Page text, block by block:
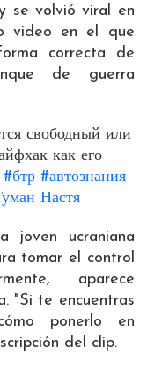
se volvió viral en
video en el que
correcta de
de guerra
свободный или
как его
#бтр #автознания
Настя
joven ucraniana
tomar el control
aparece
"Si te encuentras
ponerlo en
del clip.